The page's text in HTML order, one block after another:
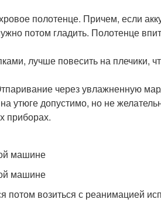
полотенце. Причем, если
потом гладить. Полотенце
лучше повесить на плечики,
через увлажненную
утюге допустимо, но не
приборах.
машине
машине
потом возиться с реанимацией